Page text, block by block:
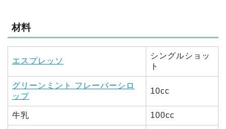
材料
エスプレッソ
シングルショッ
ト
グリーンミント フレーバーシロ
ップ
10cc
牛乳 100cc